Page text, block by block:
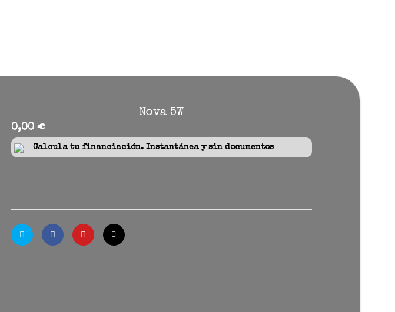
Nova 5W
0,00 €
Calcula tu financiación. Instantánea y sin documentos